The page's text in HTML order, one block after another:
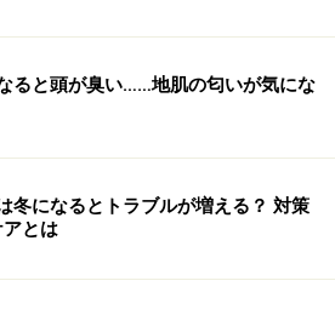
ると頭が臭い……地肌の匂いが気にな
冬になるとトラブルが増える？ 対策
アとは